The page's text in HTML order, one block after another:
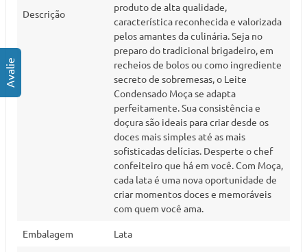
Descrição
produto de alta qualidade,
característica reconhecida e valorizada
pelos amantes da culinária. Seja no
preparo do tradicional brigadeiro, em
recheios de bolos ou como ingrediente
secreto de sobremesas, o Leite
Condensado Moça se adapta
perfeitamente. Sua consistência e
doçura são ideais para criar desde os
doces mais simples até as mais
sofisticadas delícias. Desperte o chef
confeiteiro que há em você. Com Moça,
cada lata é uma nova oportunidade de
criar momentos doces e memoráveis
com quem você ama.
Embalagem Lata